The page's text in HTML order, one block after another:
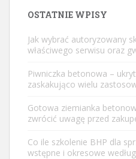
OSTATNIE WPISY
Jak wybrać autoryzowany
właściwego serwisu oraz
Piwniczka betonowa –
zaskakująco wielu
Gotowa ziemianka
zwrócić uwagę przed
Co ile szkolenie BHP dla
wstępne i okresowe